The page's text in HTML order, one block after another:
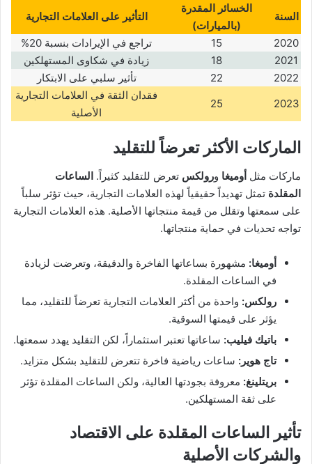
السنة
الخسائر المقدرة
(بالميارات)
التأثير على العلامات التجارية
2020
15
تراجع في الإيرادات بنسبة 20%
2021
18
زيادة في شكاوى المستهلكين
2022
22
تأثير سلبي على الابتكار
2023
25
فقدان الثقة في العلامات التجارية
الأصلية
الماركات الأكثر تعرضاً للتقليد
ماركات مثل أوميغا ورولكس تعرض للتقليد كثيراً. الساعات
المقلدة تمثل تهديداً حقيقياً لهذه العلامات التجارية، حيث تؤثر سلباً
على سمعتها وتقلل من قيمة منتجاتها الأصلية. هذه العلامات التجارية
تواجه تحديات في حماية منتجاتها.
أوميغا: مشهورة بساعاتها الفاخرة والدقيقة، وتعرضت لزيادة
في الساعات المقلدة.
رولكس: واحدة من أكثر العلامات التجارية تعرضاً للتقليد، مما
يؤثر على قيمتها السوقية.
باتيك فيليب: ساعاتها تعتبر استثماراً، لكن التقليد يهدد سمعتها.
تاج هوير : ساعات رياضية فاخرة تتعرض للتقليد بشكل متزايد.
بريتلينغ: معروفة بجودتها العالية، ولكن الساعات المقلدة تؤثر
على ثقة المستهلكين.
تأثير الساعات المقلدة على الاقتصاد
والشركات الأصلية